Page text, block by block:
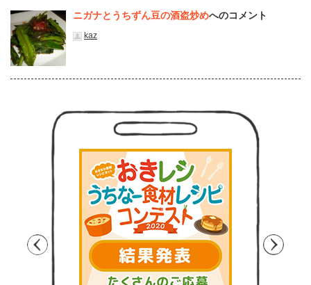
ニガナとうちずん豆の酒盗炒めへのコメント
kaz